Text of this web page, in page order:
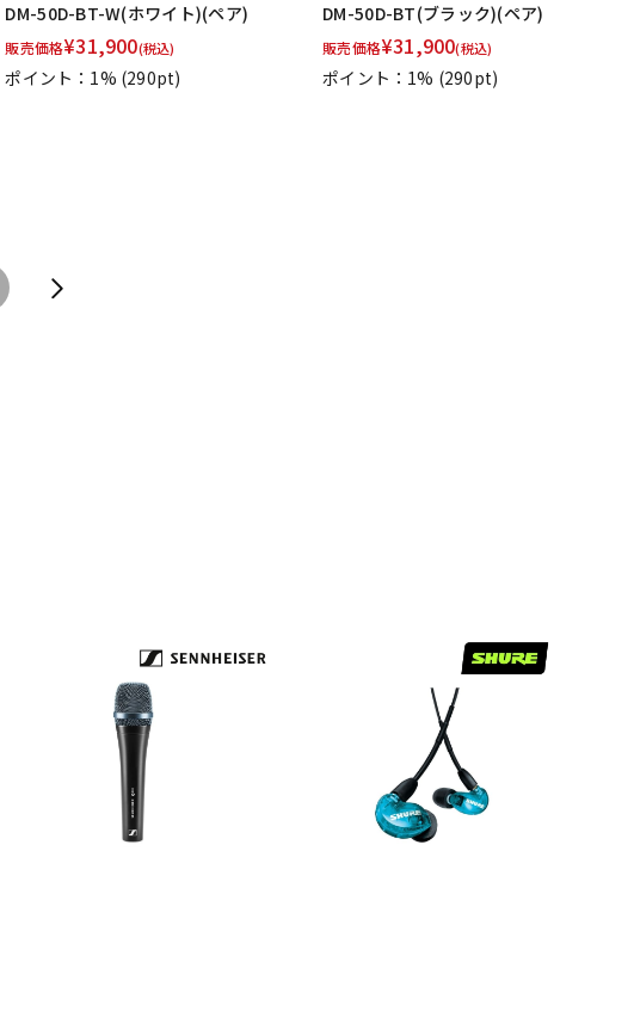
DM-50D-BT-W(ホワイト)(ペア)
販売価格¥31,900(税込)
ポイント：1% (290pt)
DM-50D-BT(ブラック)(ペア)
販売価格¥31,900(税込)
ポイント：1% (290pt)